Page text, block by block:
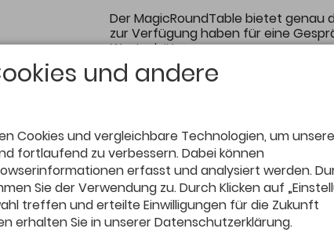
Der MagicRoundTable bietet genau
zur Verfügung haben für eine
Wertschätzung.
Die Themen gestalten die
euch ein euer Thema und auch
Alle Speaker:innen
und andere
Cookies und vergleichbare Technologien, um unsere
fortlaufend zu verbessern. Dabei können
erfasst und analysiert werden.
Sie der Verwendung zu. Durch Klicken auf
treffen und erteilte Einwilligungen für die Zukunft
erhalten Sie in unserer Datenschutzerklärung.